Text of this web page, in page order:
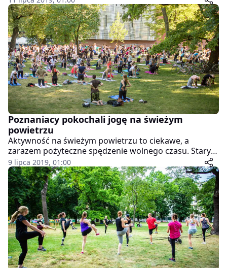
się coraz większym zainteresowaniem poznaniaków.
Poznaniacy pokochali jogę na świeżym
powietrzu
Aktywność na świeżym powietrzu to ciekawe, a
zarazem pożyteczne spędzenie wolnego czasu. Stary
Browar wie o tym doskonale, dlatego już kolejny rok
prowadzi wakacyjne zajęcia z jogi w Parku Starego
Browaru. Kolejne spotkanie już dziś.
9 lipca 2019, 01:00